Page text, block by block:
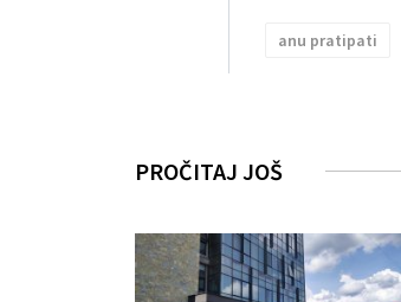
anu pratipati
PROČITAJ JOŠ